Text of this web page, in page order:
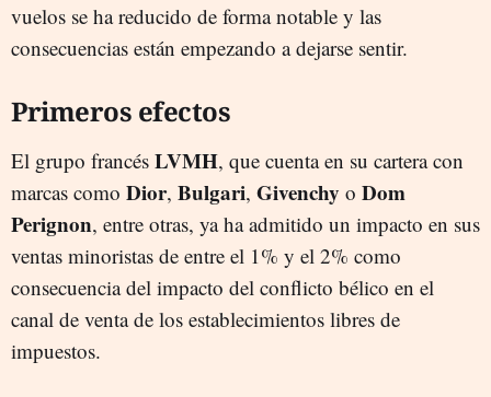
vuelos se ha reducido de forma notable y las
consecuencias están empezando a dejarse sentir.
Primeros efectos
El grupo francés LVMH, que cuenta en su cartera con
marcas como Dior, Bulgari, Givenchy o Dom
Perignon, entre otras, ya ha admitido un impacto en sus
ventas minoristas de entre el 1% y el 2% como
consecuencia del impacto del conflicto bélico en el
canal de venta de los establecimientos libres de
impuestos.